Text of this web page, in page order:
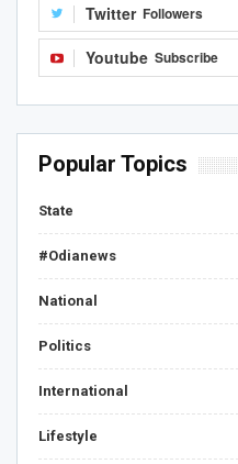
Twitter Followers
Youtube Subscribe
Popular Topics
State
#Odianews
National
Politics
International
Lifestyle